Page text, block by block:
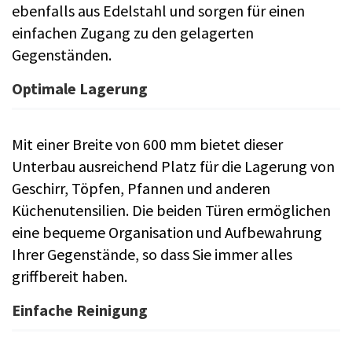
ebenfalls aus Edelstahl und sorgen für einen
einfachen Zugang zu den gelagerten
Gegenständen.
Optimale Lagerung
Mit einer Breite von 600 mm bietet dieser
Unterbau ausreichend Platz für die Lagerung von
Geschirr, Töpfen, Pfannen und anderen
Küchenutensilien. Die beiden Türen ermöglichen
eine bequeme Organisation und Aufbewahrung
Ihrer Gegenstände, so dass Sie immer alles
griffbereit haben.
Einfache Reinigung